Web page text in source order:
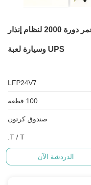
بطارية 24V 7Ah LiFePO4 مع عمر دورة 2000 لنظام إنذار
UPS وسيارة لعبة
LFP24V7
100 قطعة
صندوق كرتون
T / T.
الدردشة الآن